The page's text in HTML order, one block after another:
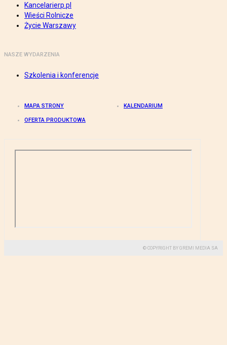
Kancelarierp.pl
Wieści Rolnicze
Życie Warszawy
NASZE WYDARZENIA
Szkolenia i konferencje
MAPA STRONY KALENDARIUM
OFERTA PRODUKTOWA
© COPYRIGHT BY GREMI MEDIA SA